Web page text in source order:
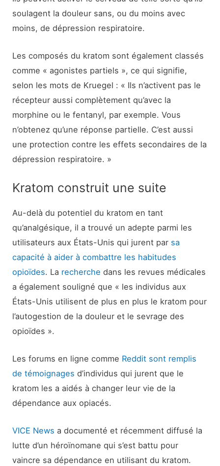
soulagent la douleur sans, ou du moins avec
moins, de dépression respiratoire.
Les composés du kratom sont également classés
comme « agonistes partiels », ce qui signifie,
selon les mots de Kruegel : « Ils n’activent pas le
récepteur aussi complètement qu’avec la
morphine ou le fentanyl, par exemple. Vous
n’obtenez qu’une réponse partielle. C’est aussi
une protection contre les effets secondaires de la
dépression respiratoire. »
Kratom construit une suite
Au-delà du potentiel du kratom en tant
qu’analgésique, il a trouvé un adepte parmi les
utilisateurs aux États-Unis qui jurent par sa
capacité à aider à combattre les habitudes
opioïdes. La recherche dans les revues médicales
a également souligné que « les individus aux
États-Unis utilisent de plus en plus le kratom pour
l’autogestion de la douleur et le sevrage des
opioïdes ».
Les forums en ligne comme Reddit sont remplis
de témoignages d’individus qui jurent que le
kratom les a aidés à changer leur vie de la
dépendance aux opiacés.
VICE News a documenté et récemment diffusé la
lutte d’un héroïnomane qui s’est battu pour
vaincre sa dépendance en utilisant du kratom.